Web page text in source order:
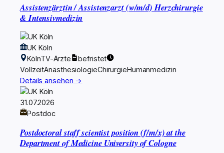
Assistenzärztin / Assistenzarzt (w/m/d) Herzchirurgie
& Intensivmedizin
UK Köln
KölnTV-Ärzte
befristet
VollzeitAnästhesiologieChirurgieHumanmedizin
Details ansehen →
31.07.2026
Postdoc
Postdoctoral staff scientist position (f/m/x) at the
Department of Medicine University of Cologne